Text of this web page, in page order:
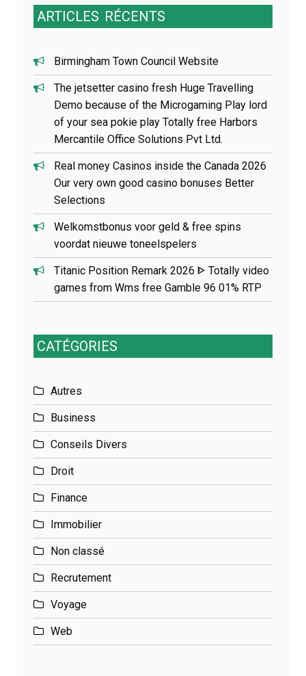
ARTICLES RÉCENTS
Birmingham Town Council Website
The jetsetter casino fresh Huge Travelling
Demo because of the Microgaming Play lord
of your sea pokie play Totally free Harbors
Mercantile Office Solutions Pvt Ltd.
Real money Casinos inside the Canada 2026
Our very own good casino bonuses Better
Selections
Welkomstbonus voor geld & free spins
voordat nieuwe toneelspelers
Titanic Position Remark 2026 ᐈ Totally video
games from Wms free Gamble 96 01% RTP
CATÉGORIES
Autres
Business
Conseils Divers
Droit
Finance
Immobilier
Non classé
Recrutement
Voyage
Web